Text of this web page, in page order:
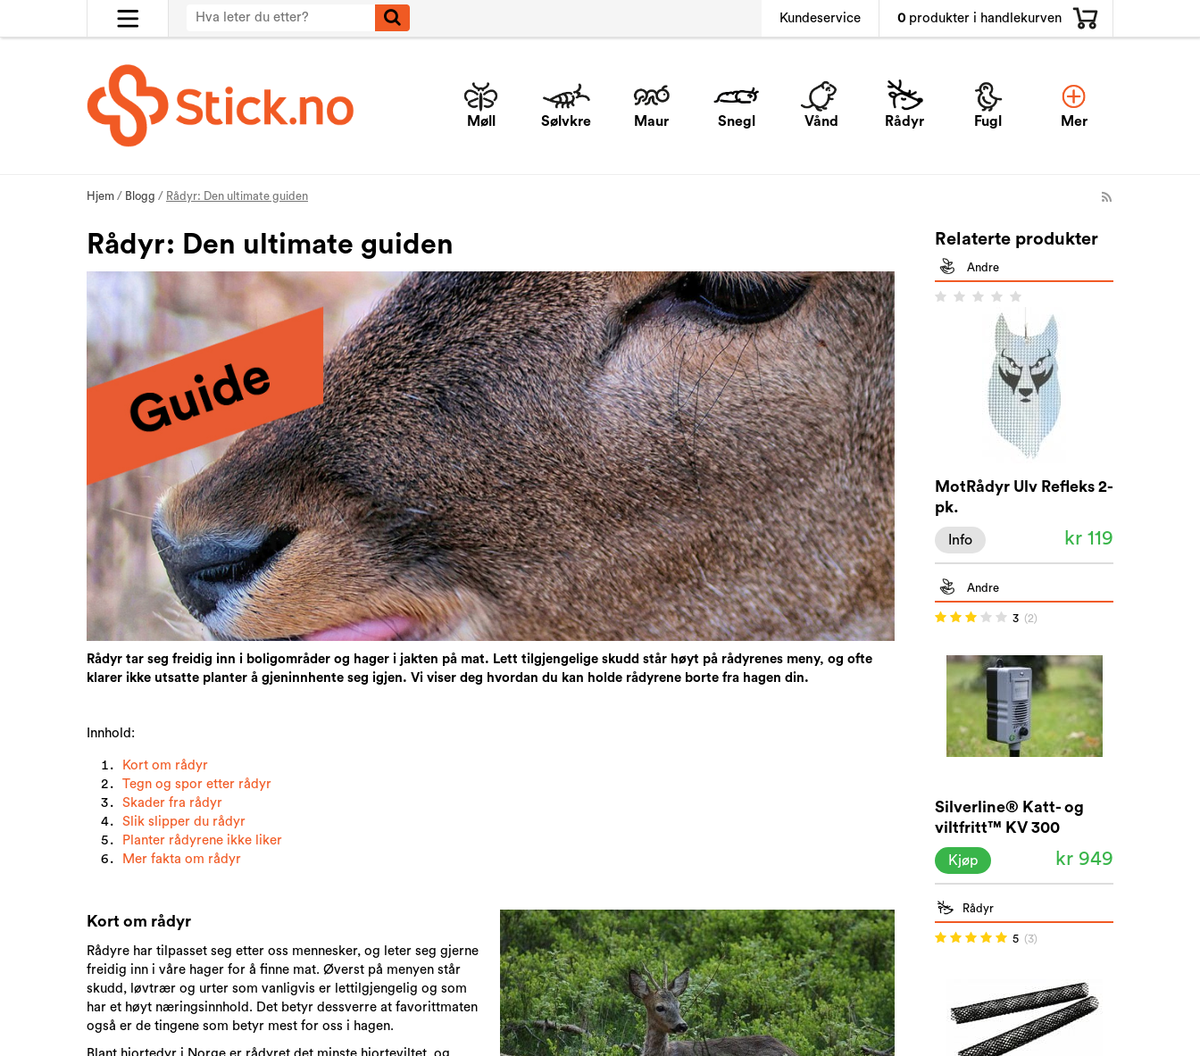
Kundeservice 0 produkter i handlekurven
Møll Sølvkre Maur Snegl Vånd Rådyr Fugl Mer
Hjem / Blogg / Rådyr: Den ultimate guiden
Relaterte produkter
Andre
MotRådyr Ulv Refleks 2-
pk.
kr 119
Info
Andre
3 (2)
Silverline® Katt- og
viltfritt™ KV 300
kr 949
Kjøp
Rådyr
5 (3)
Rådyr: Den ultimate guiden
Rådyr tar seg freidig inn i boligområder og hager i jakten på mat. Lett tilgjengelige skudd står høyt på rådyrenes meny, og ofte
klarer ikke utsatte planter å gjeninnhente seg igjen. Vi viser deg hvordan du kan holde rådyrene borte fra hagen din.
Innhold:
Kort om rådyr
Tegn og spor etter rådyr
Skader fra rådyr
Slik slipper du rådyr
Planter rådyrene ikke liker
Mer fakta om rådyr
Kort om rådyr
Rådyre har tilpasset seg etter oss mennesker, og leter seg gjerne
freidig inn i våre hager for å finne mat. Øverst på menyen står
skudd, løvtrær og urter som vanligvis er lettilgjengelig og som
har et høyt næringsinnhold. Det betyr dessverre at favorittmaten
også er de tingene som betyr mest for oss i hagen.